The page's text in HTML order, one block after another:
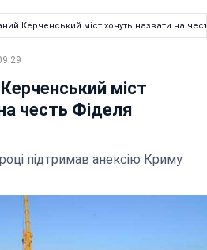
Керченський міст хочуть назвати на
міст
честь Фіделя
підтримав анексію Криму